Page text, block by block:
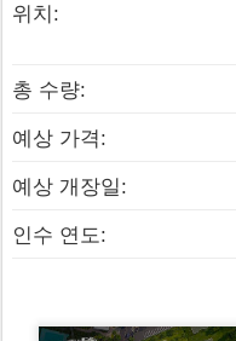
위치:
총 수량:
예상 가격:
예상 개장일:
인수 연도: